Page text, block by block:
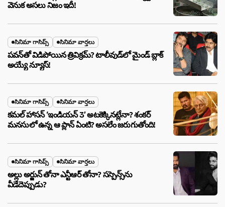
వెనుక అసలు నిజం ఇదీ!
సినిమా గాసిప్స్ సినిమా వార్తలు
పవన్‌తో విడిపోయిన త్రివిక్రమ్? టాలీవుడ్‌లో మైండ్ బ్లాక్
అయ్యే న్యూస్!
సినిమా గాసిప్స్ సినిమా వార్తలు
కమల్ హాసన్ ‘ఇండియన్ 3’ అటకెక్కినట్లేనా? శంకర్
మనసులో ఉన్న ఆ ప్లాన్ ఏంటి? అసలేం జరుగుతోంది!
సినిమా గాసిప్స్ సినిమా వార్తలు
అల్లు అర్జున్ తోనా ఎన్టీఆర్ తోనా? సస్పెన్స్‌ను
వీడేదెప్పుడు?